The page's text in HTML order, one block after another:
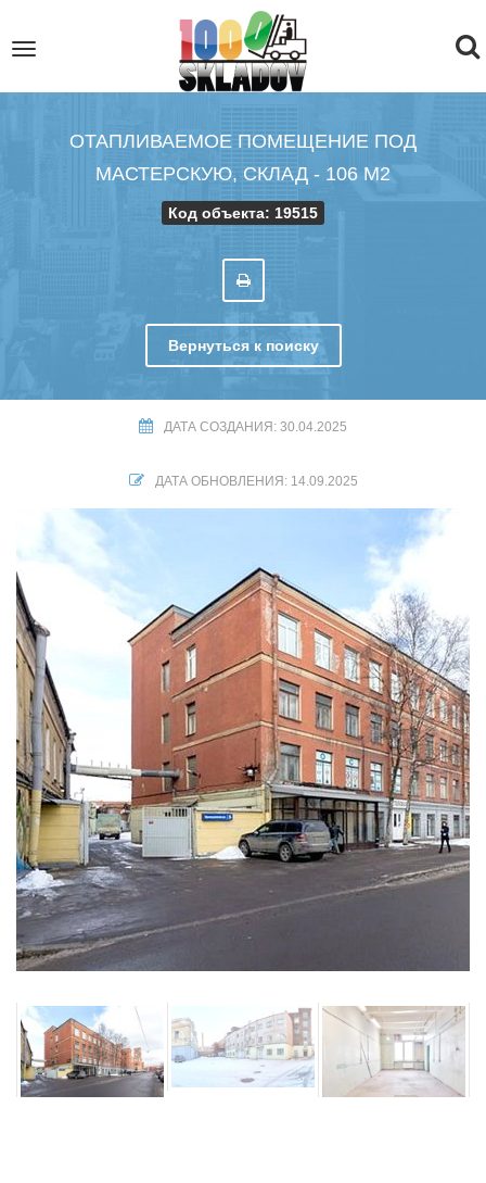
Toggle
ОТАПЛИВАЕМОЕ ПОМЕЩЕНИЕ ПОД
МАСТЕРСКУЮ, СКЛАД - 106 М2
Код объекта: 19515
Вернуться к поиску
ДАТА СОЗДАНИЯ: 30.04.2025
ДАТА ОБНОВЛЕНИЯ: 14.09.2025